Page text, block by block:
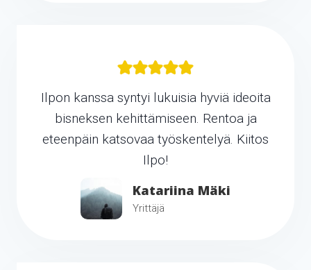
Ilpon kanssa syntyi lukuisia hyviä ideoita
bisneksen kehittämiseen. Rentoa ja
eteenpäin katsovaa työskentelyä. Kiitos
Ilpo!
Katariina Mäki
Yrittäjä